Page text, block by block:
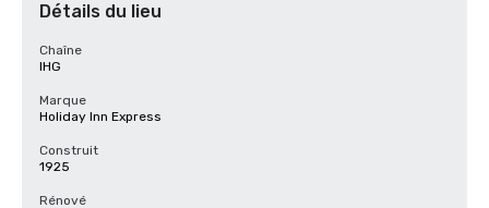
Détails du lieu
Chaîne
IHG
Marque
Holiday Inn Express
Construit
1925
Rénové